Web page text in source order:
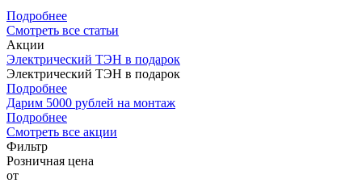
Подробнее
Смотреть все статьи
Акции
Электрический ТЭН в подарок
Электрический ТЭН в подарок
Подробнее
Дарим 5000 рублей на монтаж
Подробнее
Смотреть все акции
Фильтр
Розничная цена
от